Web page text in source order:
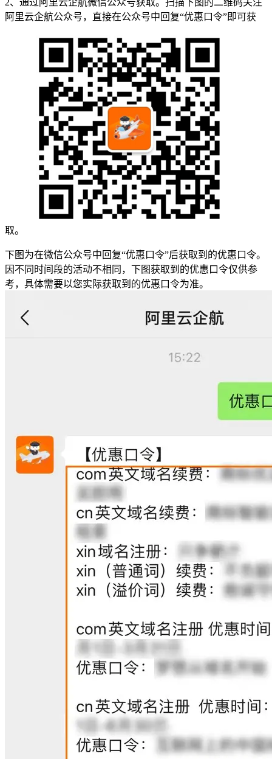
2、通过阿里云企航微信公众号获取。扫描下图的二维码关注
阿里云企航公众号，直接在公众号中回复“优惠口令”即可获
取。
下图为在微信公众号中回复“优惠口令”后获取到的优惠口令。
因不同时间段的活动不相同，下图获取到的优惠口令仅供参
考，具体需要以您实际获取到的优惠口令为准。